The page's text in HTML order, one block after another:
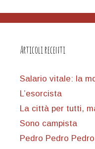
Articoli recenti
Salario vitale: la
L’esorcista
La città per tutti,
Sono campista
Pedro Pedro